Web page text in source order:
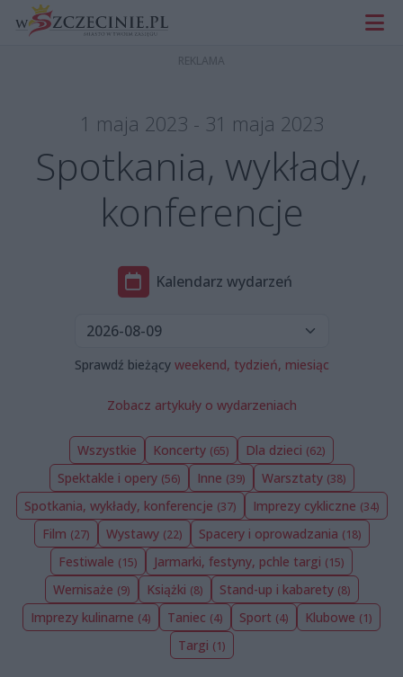
1 maja 2023 - 31 maja 2023
Spotkania, wykłady,
konferencje
Kalendarz wydarzeń
Sprawdź bieżący weekend, tydzień, miesiąc
Zobacz artykuły o wydarzeniach
Wszystkie Koncerty (65) Dla dzieci (62)
Spektakle i opery (56) Inne (39) Warsztaty (38)
Spotkania, wykłady, konferencje (37) Imprezy cykliczne (34)
Film (27) Wystawy (22) Spacery i oprowadzania (18)
Festiwale (15) Jarmarki, festyny, pchle targi (15)
Wernisaże (9) Książki (8) Stand-up i kabarety (8)
Imprezy kulinarne (4) Taniec (4) Sport (4) Klubowe (1)
Targi (1)